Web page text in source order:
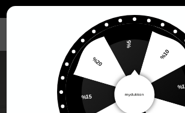
Kadın Alt Giyim
%5
%10
%15
%20